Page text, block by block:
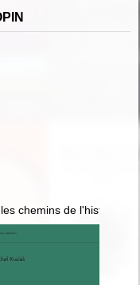
Chopina... :
chemins de l'histoire